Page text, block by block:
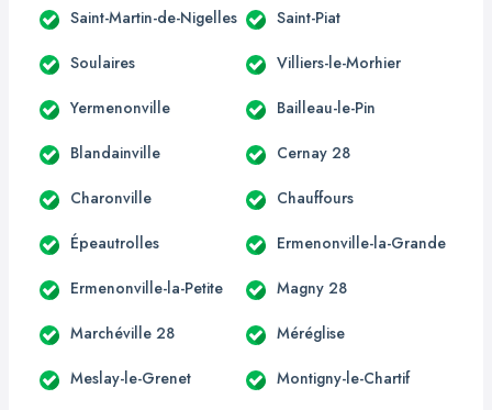
Saint-Martin-de-Nigelles Saint-Piat
Soulaires Villiers-le-Morhier
Yermenonville Bailleau-le-Pin
Blandainville Cernay 28
Charonville Chauffours
Épeautrolles Ermenonville-la-Grande
Ermenonville-la-Petite Magny 28
Marchéville 28 Méréglise
Meslay-le-Grenet Montigny-le-Chartif